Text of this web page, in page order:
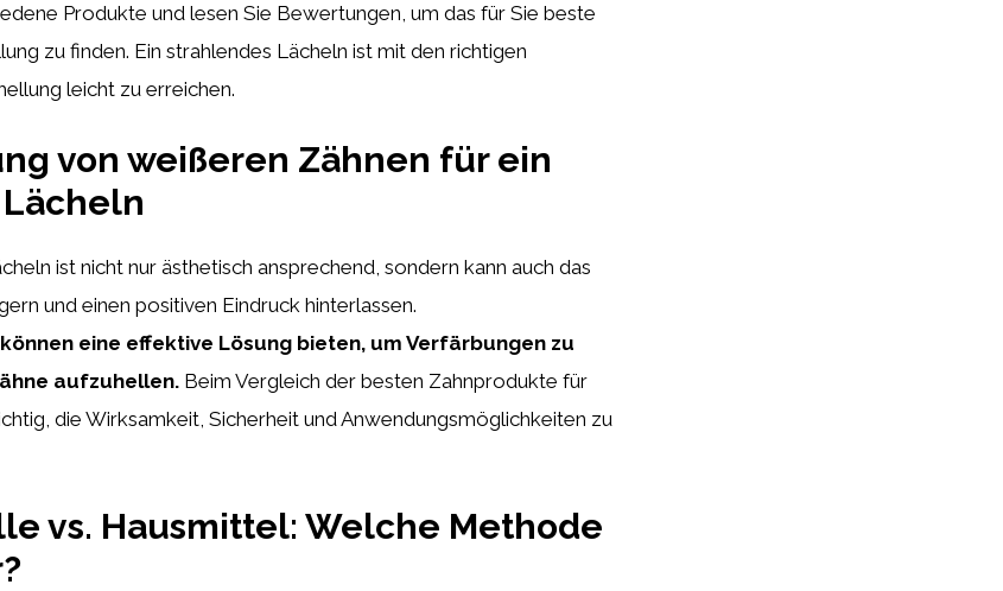
Produkte und lesen Sie Bewertungen, um das für Sie beste
zu finden. Ein strahlendes Lächeln ist mit den richtigen
leicht zu erreichen.
von weißeren Zähnen für ein
ist nicht nur ästhetisch ansprechend, sondern kann auch das
und einen positiven Eindruck hinterlassen.
eine effektive Lösung bieten, um Verfärbungen zu
aufzuhellen. Beim Vergleich der besten Zahnprodukte für
die Wirksamkeit, Sicherheit und Anwendungsmöglichkeiten zu
vs. Hausmittel: Welche Methode